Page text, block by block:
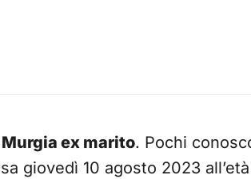
ex marito. Pochi
giovedì 10 agosto 2023